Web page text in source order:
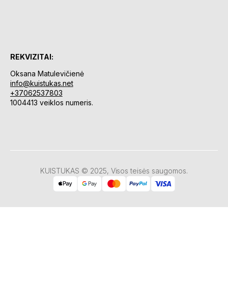
REKVIZITAI:
Oksana Matulevičienė
info@kuistukas.net
+37062537803
1004413 veiklos numeris.
KUISTUKAS © 2025, Visos teisės saugomos.